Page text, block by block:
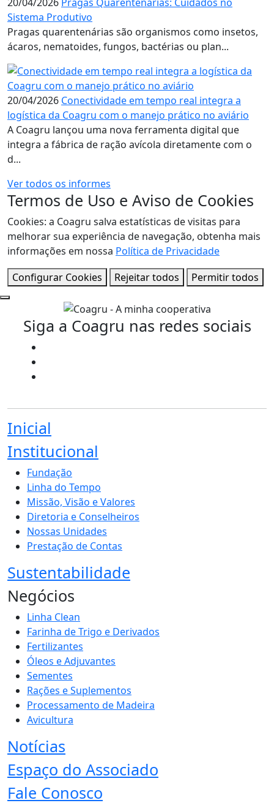
Sistema Produtivo
Pragas quarentenárias são organismos como insetos,
ácaros, nematoides, fungos, bactérias ou plan...
20/04/2026 Conectividade em tempo real integra a
logística da Coagru com o manejo prático no aviário
A Coagru lançou uma nova ferramenta digital que
integra a fábrica de ração avícola diretamente com o
d...
Ver todos os informes
Termos de Uso e Aviso de Cookies
Cookies: a Coagru salva estatísticas de visitas para
melhorar sua experiência de navegação, obtenha mais
informações em nossa Política de Privacidade
Configurar Cookies
Rejeitar todos Permitir todos
Siga a Coagru nas redes sociais
Inicial
Institucional
Fundação
Linha do Tempo
Missão, Visão e Valores
Diretoria e Conselheiros
Nossas Unidades
Prestação de Contas
Sustentabilidade
Negócios
Linha Clean
Farinha de Trigo e Derivados
Fertilizantes
Óleos e Adjuvantes
Sementes
Rações e Suplementos
Processamento de Madeira
Avicultura
Notícias
Espaço do Associado
Fale Conosco